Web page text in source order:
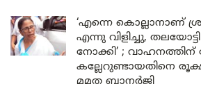
‘എന്നെ കൊല്ലാനാണ്
എന്നു വിളിച്ചു,
നോക്കി’ ; വാഹനത്തിന്
കല്ലേറുണ്ടായതിനെ
മമത ബാനർജി